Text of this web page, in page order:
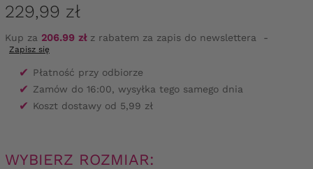
229,99 zł
Kup za 206.99 złz rabatem za zapis do newslettera -
Zapisz się
✔ Płatność przy odbiorze
✔ Zamów do 16:00, wysyłka tego samego dnia
✔ Koszt dostawy od 5,99 zł
WYBIERZ ROZMIAR: